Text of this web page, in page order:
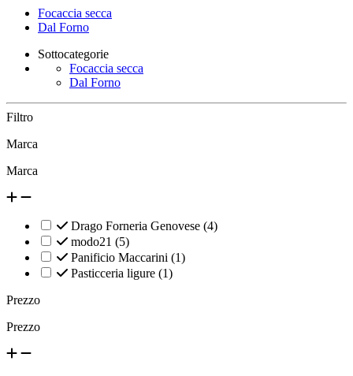
Focaccia secca
Dal Forno
Sottocategorie
Focaccia secca
Dal Forno
Filtro
Marca
Marca
Drago Forneria Genovese (4)
modo21 (5)
Panificio Maccarini (1)
Pasticceria ligure (1)
Prezzo
Prezzo